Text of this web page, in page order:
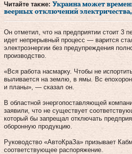
Читайте также: Украина может
веерных отключений
Он отметил, что на предприятии стоит 3
идет непрерывный процесс — варится
электроэнергии без предупреждения
производство.
«Вся работа насмарку. Чтобы не
выливается на землю, в ямы. Вс
и планы», — сказал он.
В областной энергопоставляющей
заявили, что не существует
который бы запрещал отключать
оборонную продукцию.
Руководство «АвтоКраЗа» призывает
соответствующее распоряжение.